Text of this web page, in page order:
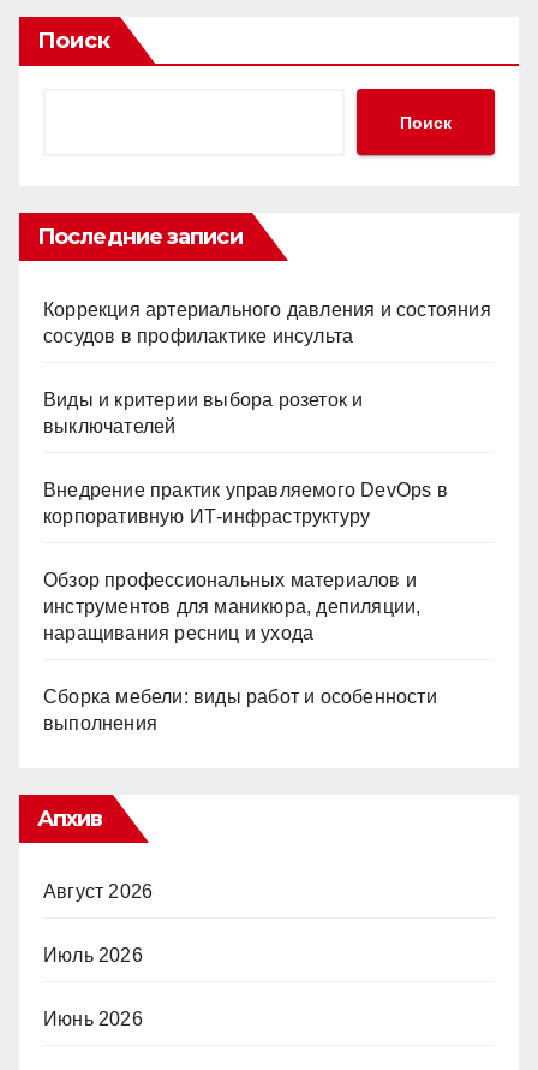
Поиск
Поиск
Последние записи
Коррекция артериального давления и состояния
сосудов в профилактике инсульта
Виды и критерии выбора розеток и
выключателей
Внедрение практик управляемого DevOps в
корпоративную ИТ-инфраструктуру
Обзор профессиональных материалов и
инструментов для маникюра, депиляции,
наращивания ресниц и ухода
Сборка мебели: виды работ и особенности
выполнения
Апхив
Август 2026
Июль 2026
Июнь 2026